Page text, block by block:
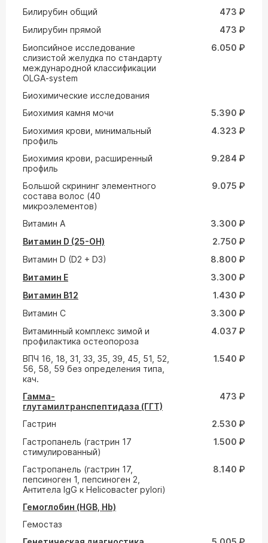
Билирубин общий
473 ₽
Билирубин прямой
473 ₽
Биопсийное исследование
слизистой желудка по стандарту
международной классификации
OLGA-system
6.050 ₽
Биохимические исследования
Биохимия камня мочи
5.390 ₽
Биохимия крови, минимальный
профиль
4.323 ₽
Биохимия крови, расширенный
профиль
9.284 ₽
Большой скрининг элементного
состава волос (40
микроэлементов)
9.075 ₽
Витамин A
3.300 ₽
Витамин D (25-ОН)
2.750 ₽
Витамин D (D2 + D3)
8.800 ₽
Витамин E
3.300 ₽
Витамин В12
1.430 ₽
Витамин С
3.300 ₽
Витаминный комплекс зимой и
профилактика остеопороза
4.037 ₽
ВПЧ 16, 18, 31, 33, 35, 39, 45, 51, 52,
56, 58, 59 без определения типа,
кач.
1.540 ₽
Гамма-
глутамилтранспептидаза (ГГТ)
473 ₽
Гастрин
2.530 ₽
Гастропанель (гастрин 17
стимулированный)
1.500 ₽
Гастропанель (гастрин 17,
пепсиноген 1, пепсиноген 2,
Антитела IgG к Helicoвacter pylori)
8.140 ₽
Гемоглобин (HGB, Hb)
Гемостаз